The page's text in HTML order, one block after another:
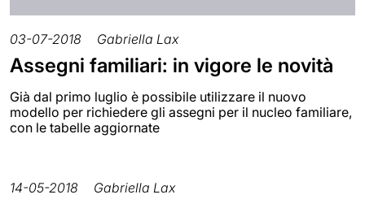
03-07-2018 Gabriella Lax
Assegni familiari: in vigore le novità
Già dal primo luglio è possibile utilizzare il nuovo
modello per richiedere gli assegni per il nucleo familiare,
con le tabelle aggiornate
14-05-2018 Gabriella Lax